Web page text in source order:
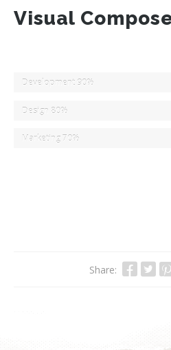
Visual
Development 90%
Design 80%
Marketing70%
Share: